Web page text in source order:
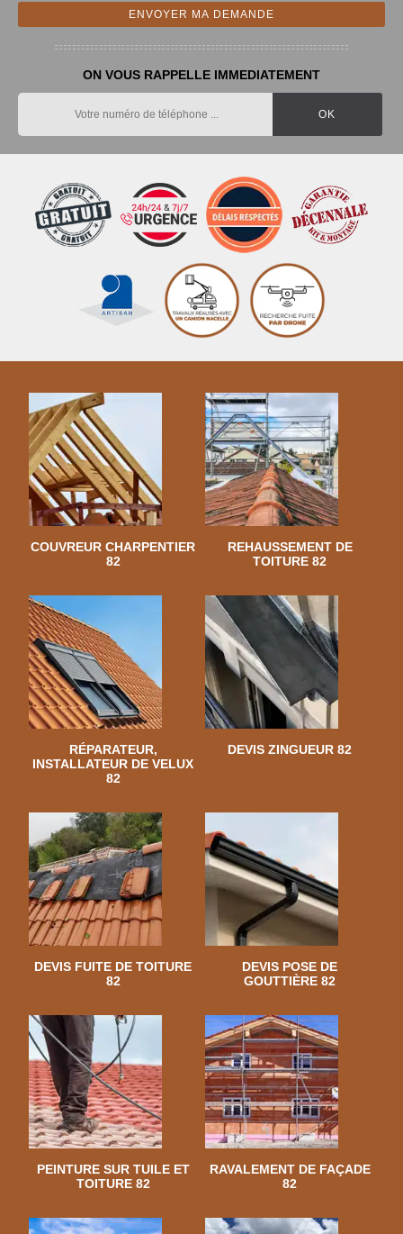
ON VOUS RAPPELLE IMMEDIATEMENT
COUVREUR CHARPENTIER
82
REHAUSSEMENT DE
TOITURE 82
RÉPARATEUR,
INSTALLATEUR DE VELUX
82
DEVIS ZINGUEUR 82
DEVIS FUITE DE TOITURE
82
DEVIS POSE DE
GOUTTIÈRE 82
PEINTURE SUR TUILE ET
TOITURE 82
RAVALEMENT DE FAÇADE
82